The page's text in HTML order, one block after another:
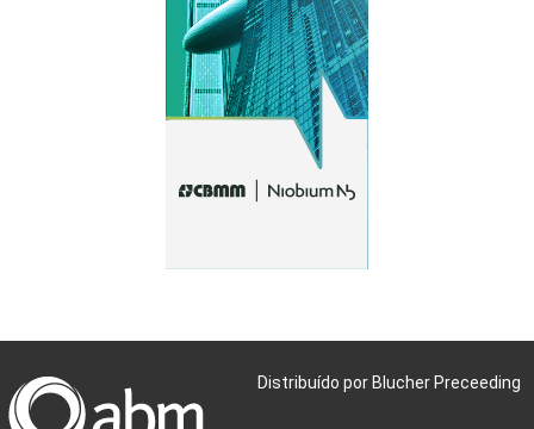
Distribuído por Blucher Preceeding